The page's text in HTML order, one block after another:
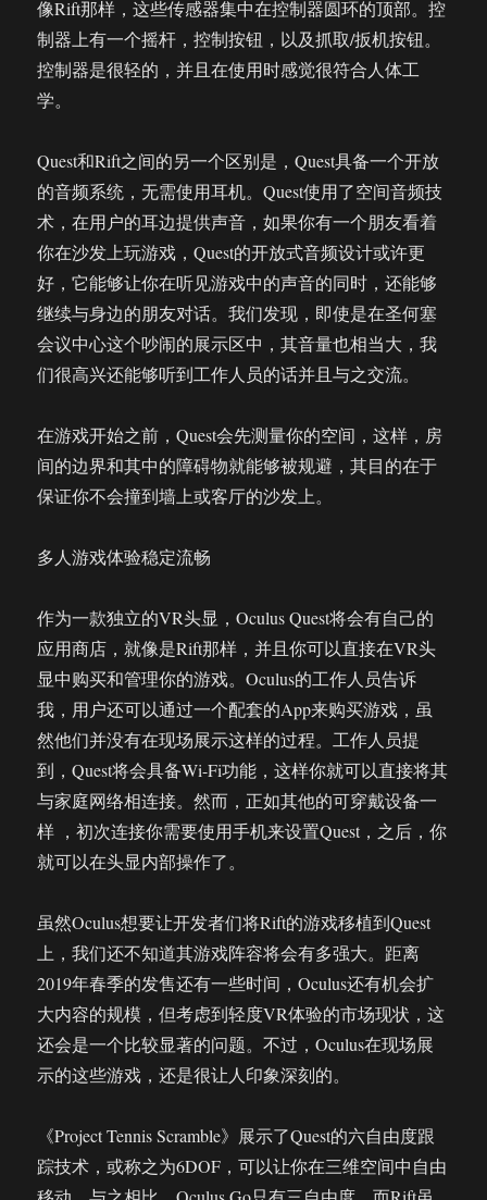
像Rift那样，这些传感器集中在控制器圆环的顶部。控
制器上有一个摇杆，控制按钮，以及抓取/扳机按钮。
控制器是很轻的，并且在使用时感觉很符合人体工
学。
Quest和Rift之间的另一个区别是，Quest具备一个开放
的音频系统，无需使用耳机。Quest使用了空间音频技
术，在用户的耳边提供声音，如果你有一个朋友看着
你在沙发上玩游戏，Quest的开放式音频设计或许更
好，它能够让你在听见游戏中的声音的同时，还能够
继续与身边的朋友对话。我们发现，即使是在圣何塞
会议中心这个吵闹的展示区中，其音量也相当大，我
们很高兴还能够听到工作人员的话并且与之交流。
在游戏开始之前，Quest会先测量你的空间，这样，房
间的边界和其中的障碍物就能够被规避，其目的在于
保证你不会撞到墙上或客厅的沙发上。
多人游戏体验稳定流畅
作为一款独立的VR头显，Oculus Quest将会有自己的
应用商店，就像是Rift那样，并且你可以直接在VR头
显中购买和管理你的游戏。Oculus的工作人员告诉
我，用户还可以通过一个配套的App来购买游戏，虽
然他们并没有在现场展示这样的过程。工作人员提
到，Quest将会具备Wi-Fi功能，这样你就可以直接将其
与家庭网络相连接。然而，正如其他的可穿戴设备一
样 ，初次连接你需要使用手机来设置Quest，之后，你
就可以在头显内部操作了。
虽然Oculus想要让开发者们将Rift的游戏移植到Quest
上，我们还不知道其游戏阵容将会有多强大。距离
2019年春季的发售还有一些时间，Oculus还有机会扩
大内容的规模，但考虑到轻度VR体验的市场现状，这
还会是一个比较显著的问题。不过，Oculus在现场展
示的这些游戏，还是很让人印象深刻的。
《Project Tennis Scramble》展示了Quest的六自由度跟
踪技术，或称之为6DOF，可以让你在三维空间中自由